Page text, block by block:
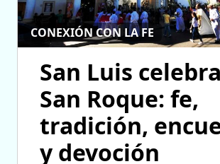
CONEXIÓN CON LA FE
San Luis
San Roque: fe,
tradición,
y devoción